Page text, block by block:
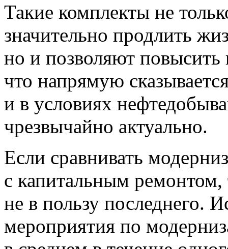
Такие комплекты не
значительно продлить
но и позволяют повысить
что напрямую
и в условиях
чрезвычайно актуально.
Если сравнивать
с капитальным
не в пользу последнего.
мероприятия по